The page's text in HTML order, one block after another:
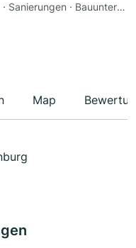
Abbrucharbeiten · Hausbau · Neubau · Sanierungen · Bauunternehmen · Hochbau · Tiefbau · Trockenbau
Map